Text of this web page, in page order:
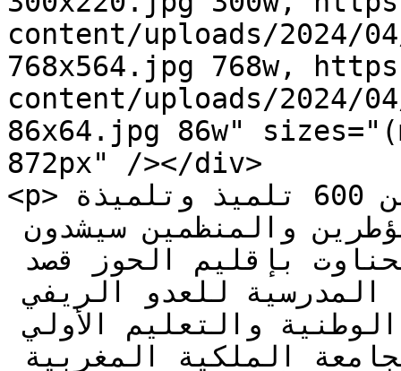
content/uploads/2024/04/
768x564.jpg 768w,
content/uploads/2024/04/
86x64.jpg 86w"
872px" /></div>
<p>فلاش 24: حميد محدوت أزيد من 600 تلميذ وتلميذة
المشاركة في البطولة الوطنية المدرسية للعدو الريفي
التي تنظمها وزارة التربية الوطنية والتعليم الأولي